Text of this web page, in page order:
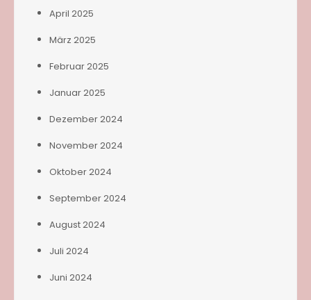
April 2025
März 2025
Februar 2025
Januar 2025
Dezember 2024
November 2024
Oktober 2024
September 2024
August 2024
Juli 2024
Juni 2024